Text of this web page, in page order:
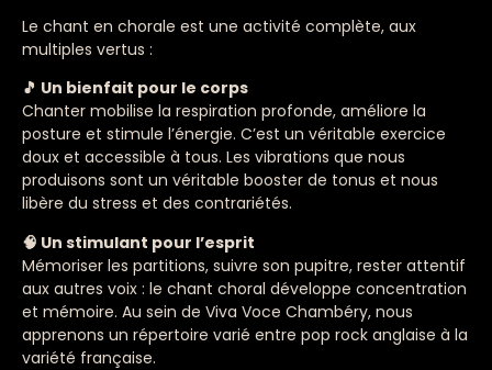
Le chant en chorale est une activité complète, aux
multiples vertus :
🎵 Un bienfait pour le corps
Chanter mobilise la respiration profonde, améliore la
posture et stimule l’énergie. C’est un véritable exercice
doux et accessible à tous. Les vibrations que nous
produisons sont un véritable booster de tonus et nous
libère du stress et des contrariétés.
🧠 Un stimulant pour l’esprit
Mémoriser les partitions, suivre son pupitre, rester attentif
aux autres voix : le chant choral développe concentration
et mémoire. Au sein de Viva Voce Chambéry, nous
apprenons un répertoire varié entre pop rock anglaise à la
variété française.